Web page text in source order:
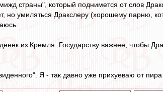
страны", который поднимется от слов
но умиляться Дракслеру (хорошему парню,
из Кремля. Государству важнее, чтобы
Я - так давно уже прихуеваю от